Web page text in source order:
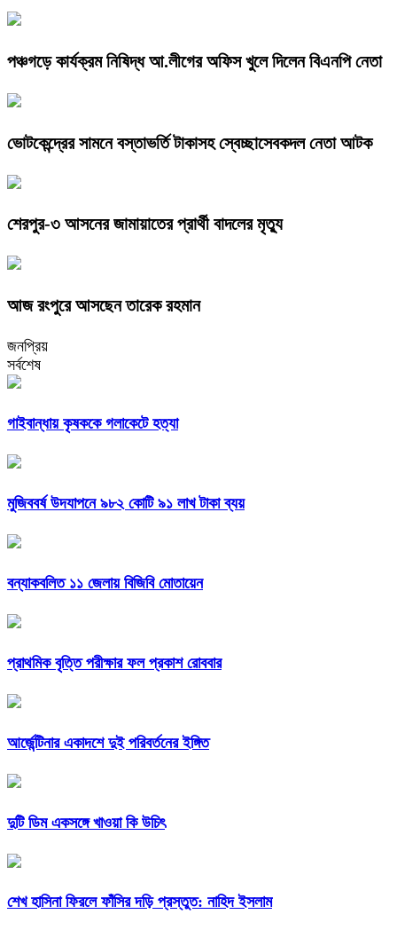
পঞ্চগড়ে কার্যক্রম নিষিদ্ধ আ.লীগের অফিস খুলে দিলেন বিএনপি নেতা
ভোটকেন্দ্রের সামনে বস্তাভর্তি টাকাসহ স্বেচ্ছাসেবকদল নেতা আটক
শেরপুর-৩ আসনের জামায়াতের প্রার্থী বাদলের মৃত্যু
আজ রংপুরে আসছেন তারেক রহমান
জনপ্রিয়
সর্বশেষ
গাইবান্ধায় কৃষককে গলাকেটে হত্যা
মুজিববর্ষ উদযাপনে ৯৮২ কোটি ৯১ লাখ টাকা ব্যয়
বন্যাকবলিত ১১ জেলায় বিজিবি মোতায়েন
প্রাথমিক বৃত্তি পরীক্ষার ফল প্রকাশ রোববার
আর্জেন্টিনার একাদশে দুই পরিবর্তনের ইঙ্গিত
দুটি ডিম একসঙ্গে খাওয়া কি উচিৎ
শেখ হাসিনা ফিরলে ফাঁসির দড়ি প্রস্তুত: নাহিদ ইসলাম